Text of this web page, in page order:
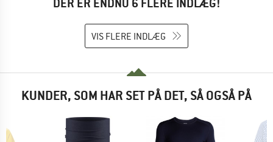
DER ER ENDNU 6 FLERE INDLÆG!
VIS FLERE INDLÆG
KUNDER, SOM HAR SET PÅ DET, SÅ OGSÅ PÅ